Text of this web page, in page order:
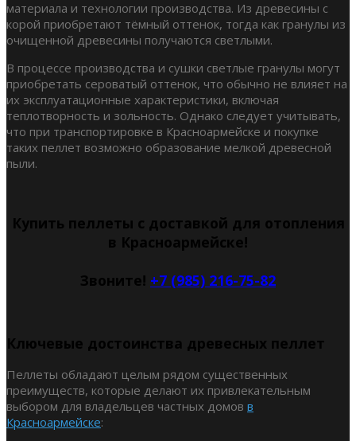
материала и технологии производства. Из древесины с
корой приобретают тёмный оттенок, тогда как гранулы из
очищенной древесины получаются светлыми.
В процессе производства и сушки светлые гранулы могут
приобретать сероватый оттенок, что обычно не влияет на
их эксплуатационные характеристики, включая
теплотворность и зольность. Однако следует учитывать,
что при транспортировке в Красноармейске и покупке
таких пеллет возможно образование мелкой древесной
пыли.
Купить пеллеты с доставкой для отопления
в Красноармейске!
Звоните! +7 (985) 216-75-82
Ключевые достоинства древесных пеллет
Пеллеты обладают целым рядом существенных
преимуществ, которые делают их привлекательным
выбором для владельцев частных домов в
Красноармейске: